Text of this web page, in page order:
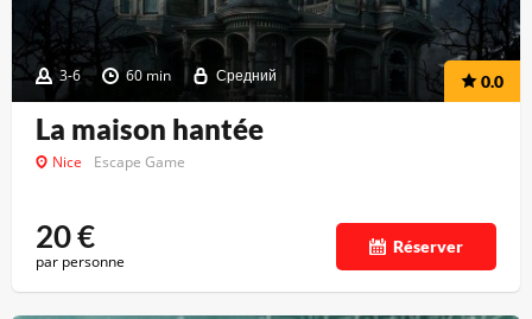
3-6 60 min Средний 0.0
La maison hantée
Nice Escape Game
20€
par personne
Réserver